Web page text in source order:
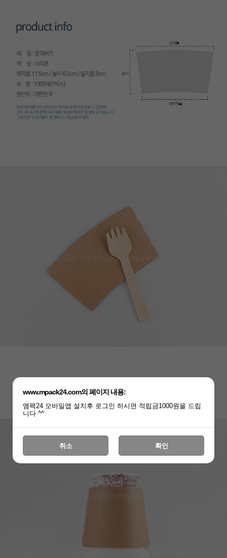
www.mpack24.com의 페이지 내용:
엠팩24 모바일앱 설치후 로그인 하시면 적립금1000원을 드립
니다 ^^
취소 확인